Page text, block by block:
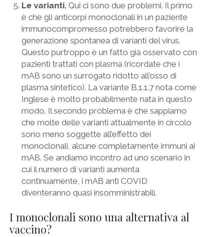
Le varianti. Qui ci sono due problemi. Il primo
è che gli anticorpi monoclonali in un paziente
immunocompromesso potrebbero favorire la
generazione spontanea di varianti del virus.
Questo purtroppo è un fatto già osservato con
pazienti trattati con plasma (ricordate che i
mAB sono un surrogato ridotto all’osso di
plasma sintetico). La variante B.1.1.7 nota come
Inglese è molto probabilmente nata in questo
modo. Il secondo problema è che sappiamo
che molte delle varianti attualmente in circolo
sono meno soggette all’effetto dei
monoclonali, alcune completamente immuni ai
mAB. Se andiamo incontro ad uno scenario in
cui il numero di varianti aumenta
continuamente, i mAB anti COVID
diventeranno quasi insomministrabili.
I monoclonali sono una alternativa al
vaccino?